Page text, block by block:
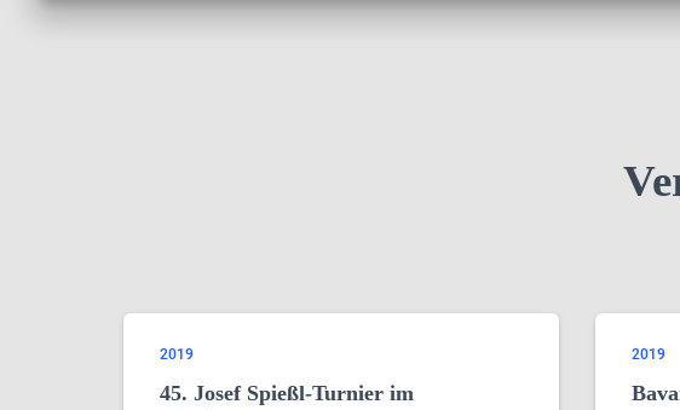
2019
45. Josef Spießl-Turnier im
2019